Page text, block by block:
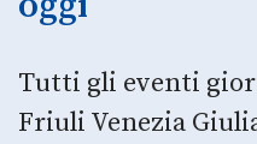
Tutti gli eventi
Friuli Venezia